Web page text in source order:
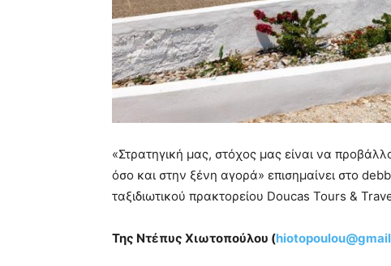
«Στρατηγική μας, στόχος μας είναι να
όσο και στην ξένη αγορά» επισημαίνει στο
ταξιδιωτικού πρακτορείου Doucas Tours &
Της Ντέπυς Χιωτοπούλου (